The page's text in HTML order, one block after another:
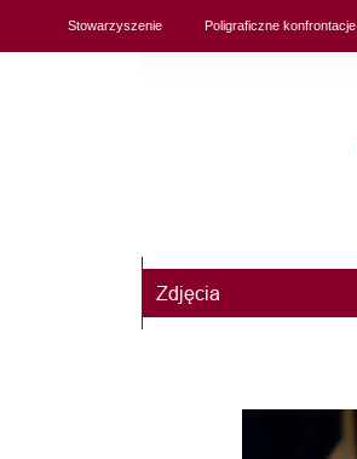
Stowarzyszenie Poligraficzne konfrontacje